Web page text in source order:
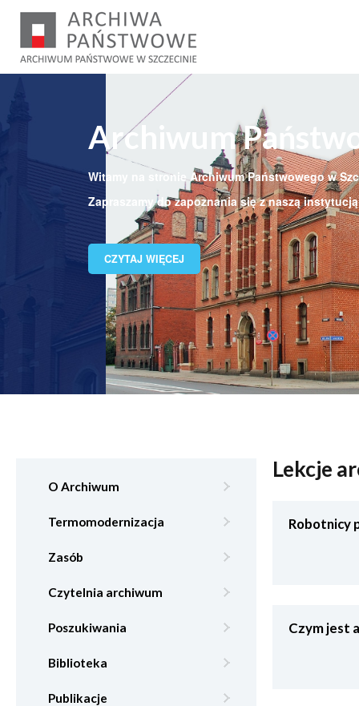
Archiwum
Witamy na stronie Archiwum Państwowego w
Zapraszamy do zapoznania się z naszą
CZYTAJ WIĘCEJ
O Archiwum
Termomodernizacja
Zasób
Czytelnia archiwum
Poszukiwania
Biblioteka
Publikacje
Lekcje
Robotnicy
Czym jest